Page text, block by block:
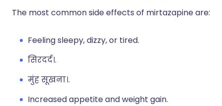
The most common side effects of mirtazapine are:
Feeling sleepy, dizzy, or tired.
सिरदर्द।.
मुंह सूखना।.
Increased appetite and weight gain.